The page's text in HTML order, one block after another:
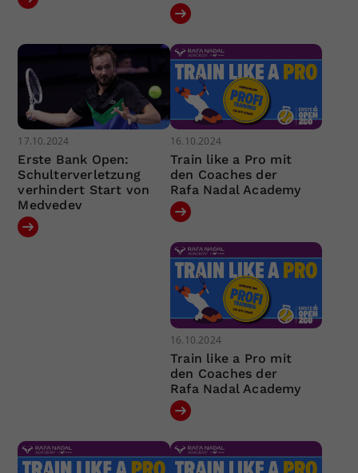
17.10.2024
Erste Bank Open:
Schulterverletzung
verhindert Start von
Medvedev
16.10.2024
Train like a Pro mit
den Coaches der
Rafa Nadal Academy
16.10.2024
Train like a Pro mit
den Coaches der
Rafa Nadal Academy